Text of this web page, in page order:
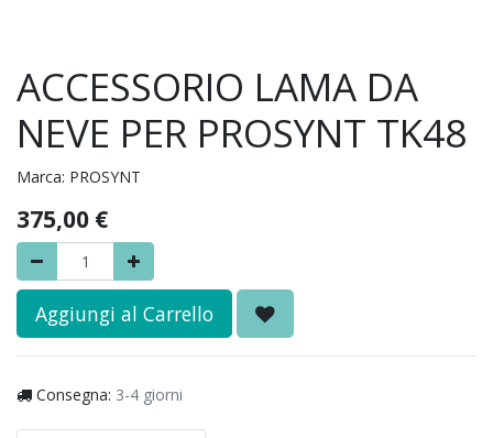
ACCESSORIO LAMA DA
NEVE PER PROSYNT TK48
Marca: PROSYNT
375,00 €
Aggiungi al Carrello
Consegna: 3-4 giorni